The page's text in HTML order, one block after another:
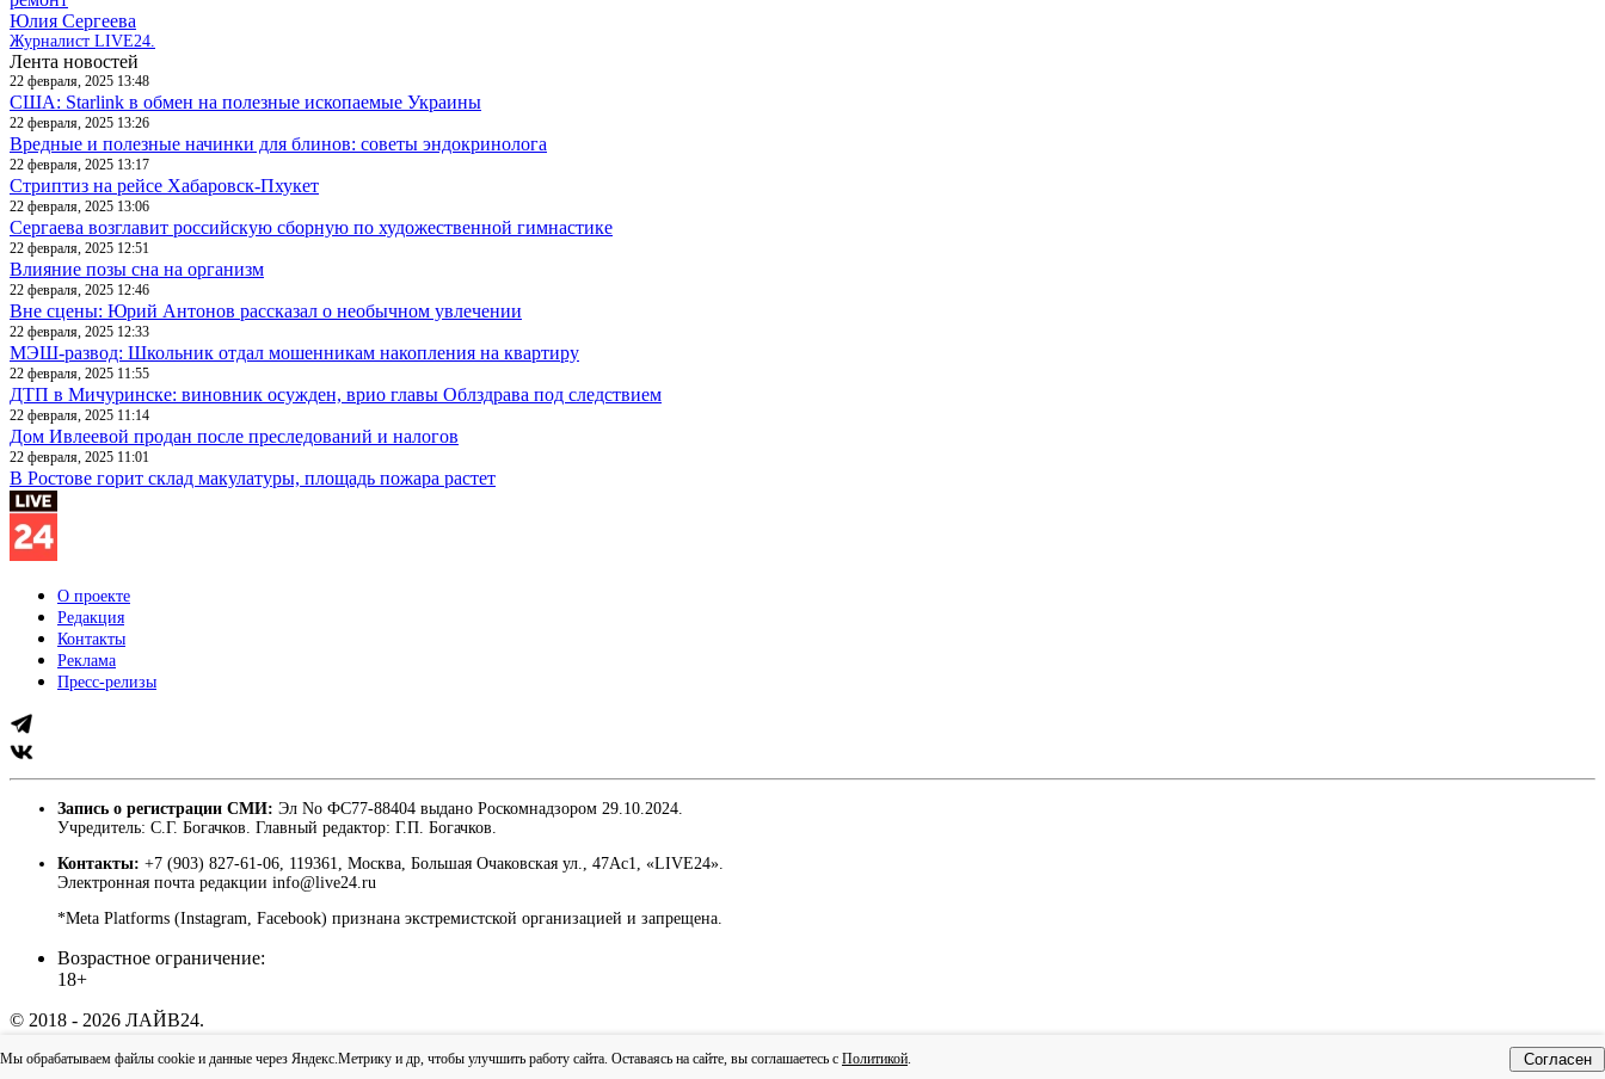
Юлия Сергеева
Журналист LIVE24.
Лента новостей
22 февраля, 2025 13:48
США: Starlink в обмен на полезные ископаемые Украины
22 февраля, 2025 13:26
Вредные и полезные начинки для блинов: советы эндокринолога
22 февраля, 2025 13:17
Стриптиз на рейсе Хабаровск-Пхукет
22 февраля, 2025 13:06
Сергаева возглавит российскую сборную по художественной гимнастике
22 февраля, 2025 12:51
Влияние позы сна на организм
22 февраля, 2025 12:46
Вне сцены: Юрий Антонов рассказал о необычном увлечении
22 февраля, 2025 12:33
МЭШ-развод: Школьник отдал мошенникам накопления на квартиру
22 февраля, 2025 11:55
ДТП в Мичуринске: виновник осужден, врио главы Облздрава под следствием
22 февраля, 2025 11:14
Дом Ивлеевой продан после преследований и налогов
22 февраля, 2025 11:01
В Ростове горит склад макулатуры, площадь пожара растет
О проекте
Редакция
Контакты
Реклама
Пресс-релизы
Запись о регистрации СМИ: Эл No ФС77-88404 выдано Роскомнадзором 29.10.2024.
Учредитель: С.Г. Богачков. Главный редактор: Г.П. Богачков.
Контакты: +7 (903) 827-61-06, 119361, Москва, Большая Очаковская ул., 47Ас1, «LIVE24».
Электронная почта редакции info@live24.ru
*Meta Platforms (Instagram, Facebook) признана экстремистской организацией и запрещена.
Возрастное ограничение:
18+
© 2018 - 2026 ЛАЙВ24.
Наверх
Мы обрабатываем файлы cookie и данные через Яндекс.Метрику и др, чтобы улучшить работу сайта. Оставаясь на сайте, вы соглашаетесь с Политикой. Согласен